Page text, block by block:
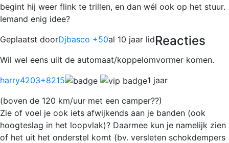
begint hij weer flink te trillen, en dan wél ook op het stuur.
Iemand enig idee?
Geplaatst doorDjbasco +50al 10 jaar lidReacties
Wil wel eens uiit de automaat/koppelomvormer komen.
harry4203+8215
1 jaar
(boven de 120 km/uur met een camper??)
Zie of voel je ook iets afwijkends aan je banden (ook
hoogteslag in het loopvlak)? Daarmee kun je namelijk zien
of het uit het onderstel komt (bv. versleten schokdempers